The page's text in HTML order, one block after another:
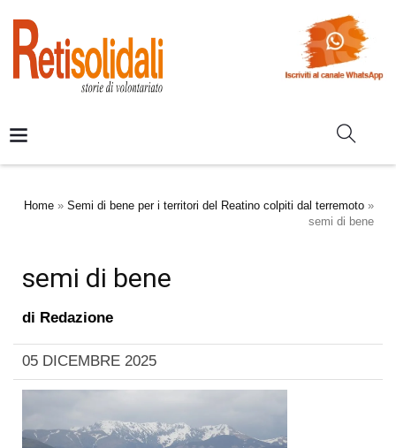
Home » Semi di bene per i territori del Reatino colpiti dal terremoto »
semi di bene
semi di bene
di Redazione
05 DICEMBRE 2025